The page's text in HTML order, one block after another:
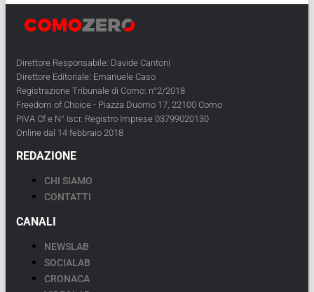
Direttore Responsabile: Davide Cantoni
Direttore Editoriale: Emanuele Caso
Registrazione Tribunale di Como: n°2/2018
Freedom of Choice - Piazza Duomo 17, 22100 Como
PIVA Cf e N° Iscr. Registro Imprese 03799020130
Online dal 14 febbraio 2018
REDAZIONE
CHI SIAMO
CONTATTI
CANALI
NEWSLAB
SOCIALAB
CRONACA